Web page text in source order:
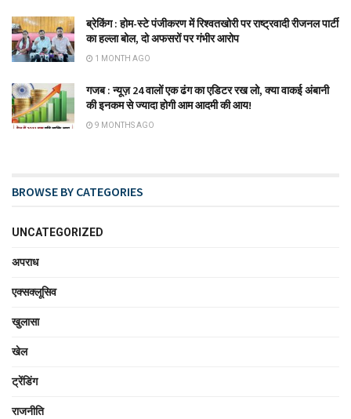
ब्रेकिंग : होम-स्टे पंजीकरण में रिश्वतखोरी पर राष्ट्रवादी रीजनल पार्टी
का हल्ला बोल, दो अफसरों पर गंभीर आरोप
1 MONTH AGO
गजब : न्यूज़ 24 वालों एक ढंग का एडिटर रख लो, क्या वाकई अंबानी
की इनकम से ज्यादा होगी आम आदमी की आय!
9 MONTHS AGO
BROWSE BY CATEGORIES
UNCATEGORIZED
अपराध
एक्सक्लूसिव
खुलासा
खेल
ट्रेंडिंग
राजनीति